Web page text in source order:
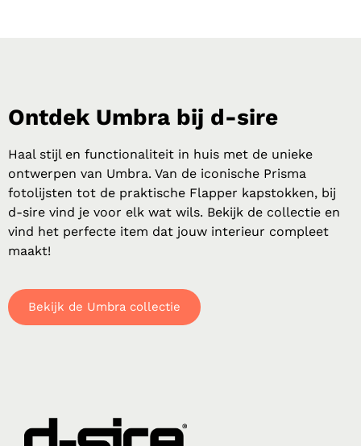
Ontdek Umbra bij d-sire
Haal stijl en functionaliteit in huis met de unieke
ontwerpen van Umbra. Van de iconische Prisma
fotolijsten tot de praktische Flapper kapstokken, bij
d-sire vind je voor elk wat wils. Bekijk de collectie en
vind het perfecte item dat jouw interieur compleet
maakt!
Bekijk de Umbra collectie